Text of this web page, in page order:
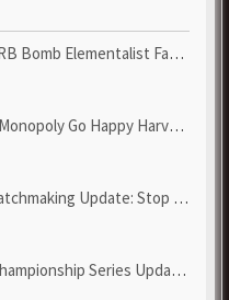
Fast - Grab POE Curren...
Happy Harvest with Looney Tun...
Update: Stop Failed - Grab Bluep...
Series Update! Get Cheap & ...